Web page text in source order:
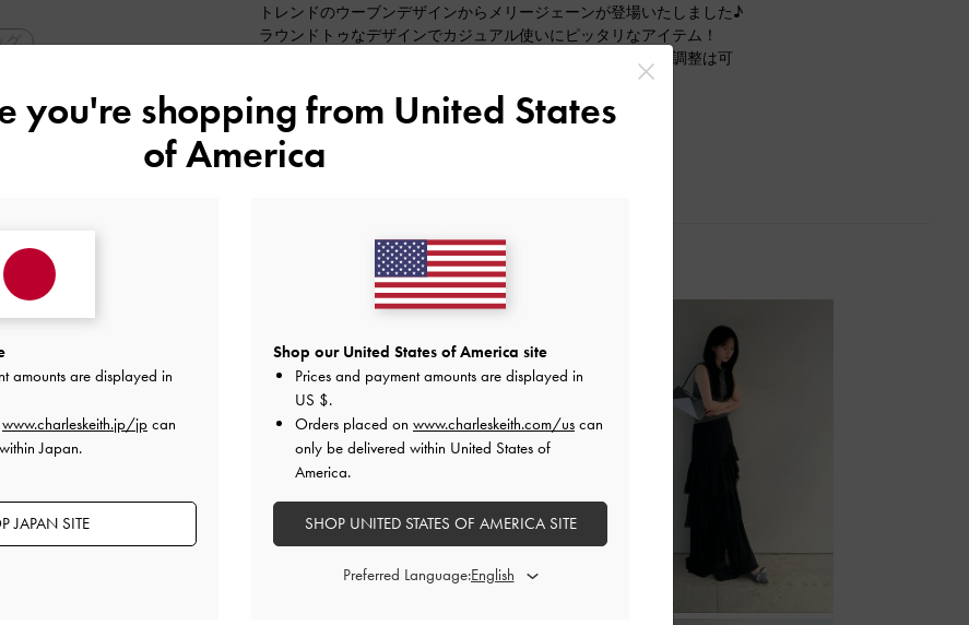
グ
トレンドのウーブンデザインからメリージェーンが登場いたしました♪
ラウンドトゥなデザインでカジュアル使いにピッタリなアイテム！
ソックス合わせをメインでされたい方はベルト部分でサイズ調整は可
能なので、ワンサイズupで選ばれるのもおすすめです◎
普段24cmで37のサイズでぴったりでした！
2026-05-11 にアップロード
you're shopping from United States
of America
amounts are displayed in
www.charleskeith.jp/jp can
Japan.
JAPAN SITE
Shop our United States of America site
Prices and payment amounts are displayed in
US $.
Orders placed on www.charleskeith.com/us can
only be delivered within United States of
America.
SHOP UNITED STATES OF AMERICA SITE
Preferred Language: